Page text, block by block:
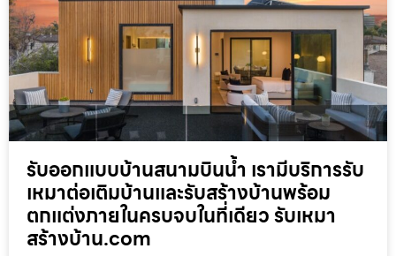
รับออกแบบบ้านสนามบินน้ำ เรามีบริการรับ
เหมาต่อเติมบ้านและรับสร้างบ้านพร้อม
ตกแต่งภายในครบจบในที่เดียว รับเหมา
สร้างบ้าน.com